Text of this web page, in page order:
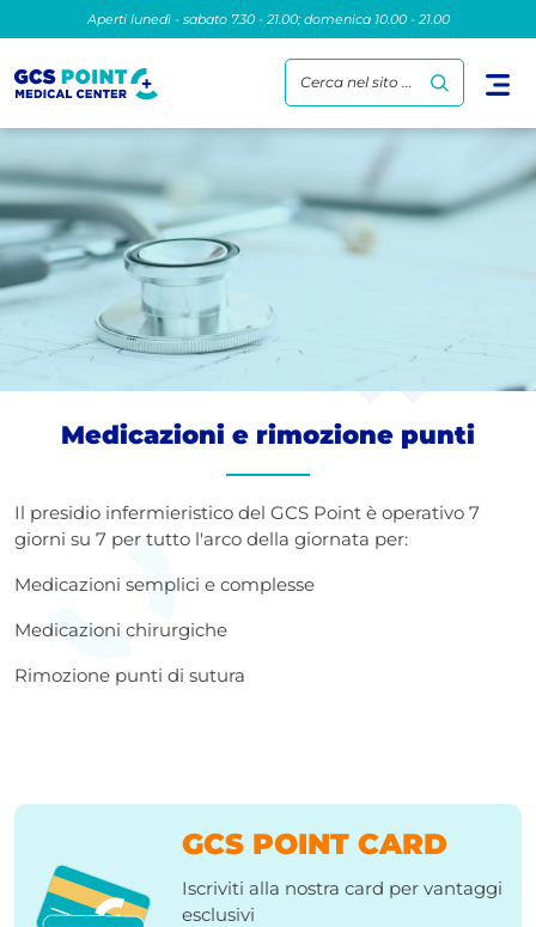
Aperti lunedì - sabato 7.30 - 21.00; domenica 10.00 - 21.00
Cerca nel sito ...
Medicazioni e rimozione punti
Il presidio infermieristico del GCS Point è operativo 7
giorni su 7 per tutto l'arco della giornata per:
Medicazioni semplici e complesse
Medicazioni chirurgiche
Rimozione punti di sutura
GCS POINT CARD
Iscriviti alla nostra card per vantaggi
esclusivi